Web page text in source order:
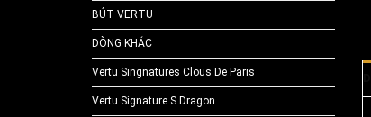
BÚT VERTU
DÒNG KHÁC
Vertu Singnatures Clous De Paris
Vertu Signature S Dragon